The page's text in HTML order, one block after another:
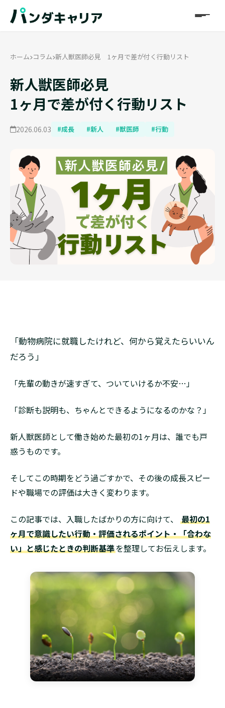
ホーム コラム 新人獣医師必見 1ヶ月で差が付く行動リスト
新人獣医師必見
1ヶ月で差が付く行動リスト
2026.06.03 #成長 #新人 #獣医師 #行動
「動物病院に就職したけれど、何から覚えたらいいん
だろう」
「先輩の動きが速すぎて、ついていけるか不安…」
「診断も説明も、ちゃんとできるようになるのかな？」
新人獣医師として働き始めた最初の1ヶ月は、誰でも戸
惑うものです。
そしてこの時期をどう過ごすかで、その後の成長スピー
ドや職場での評価は大きく変わります。
この記事では、入職したばかりの方に向けて、 最初の1
ヶ月で意識したい行動・評価されるポイント・「合わな
い」と感じたときの判断基準を整理してお伝えします。